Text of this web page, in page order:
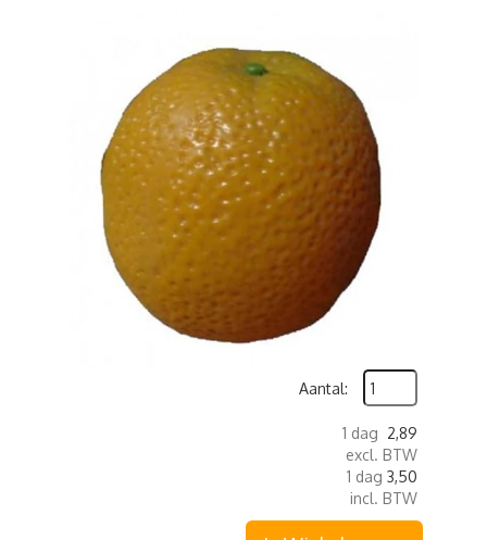
Aantal:
1 dag 2,89
excl. BTW
1 dag 3,50
incl. BTW